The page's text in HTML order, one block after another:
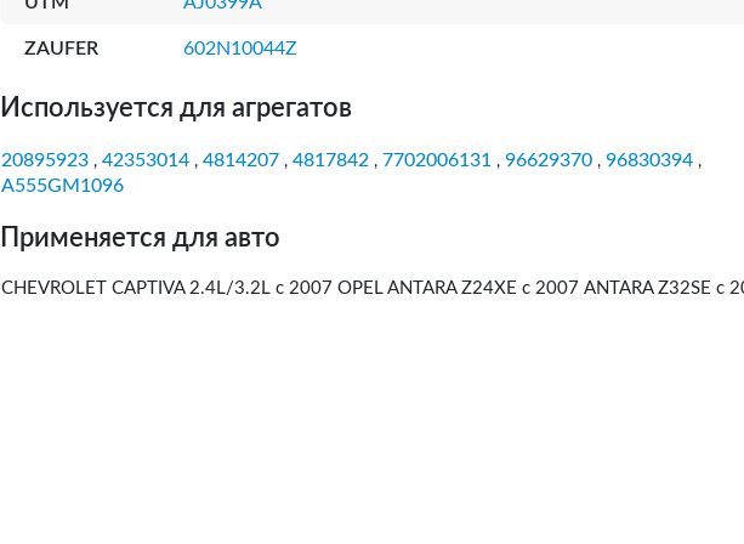
ZAUFER 602N10044Z
Используется для агрегатов
20895923 , 42353014 , 4814207 , 4817842 , 7702006131 , 96629370 , 96830394 ,
A555GM1096
Применяется для авто
CHEVROLET CAPTIVA 2.4L/3.2L c 2007 OPEL ANTARA Z24XE с 2007 ANTARA Z32SE с